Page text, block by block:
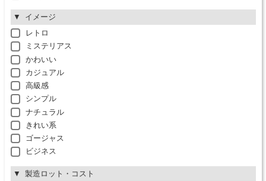
イメージ
レトロ
ミステリアス
かわいい
カジュアル
高級感
シンプル
ナチュラル
きれい系
ゴージャス
ビジネス
製造ロット・コスト